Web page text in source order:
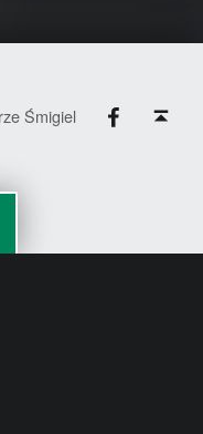
Śmigiel